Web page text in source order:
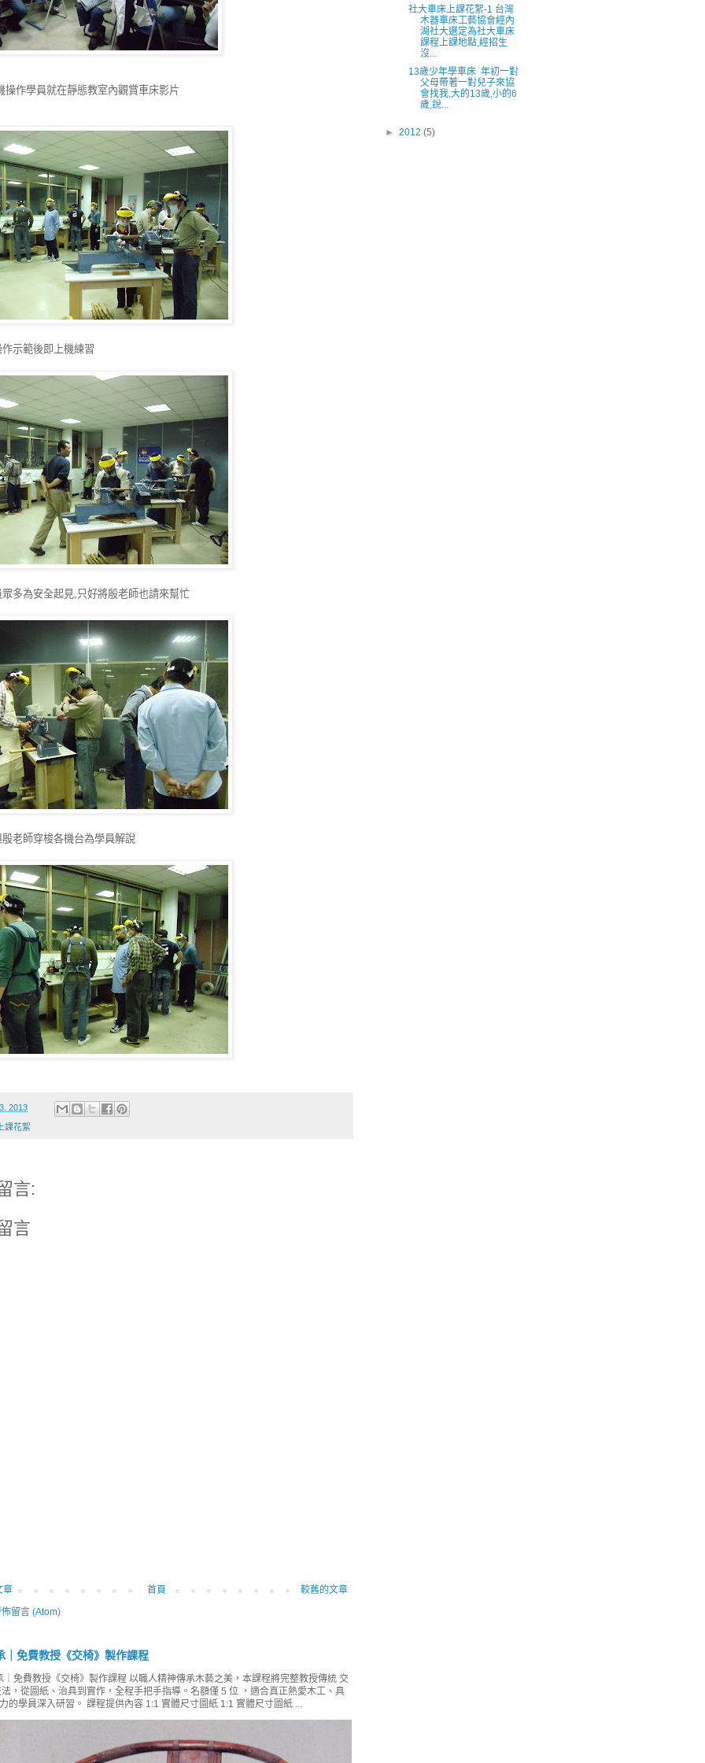
操作學員就在靜態教室內觀賞車床影片
示範後即上機練習
多為安全起見,只好將殷老師也請來幫忙
老師穿梭各機台為學員解說
2013
課花絮
言:
言
章 較舊的文章
首頁
留言 (Atom)
｜免費教授《交椅》製作課程
免費教授《交椅》製作課程 以職人精神傳承木藝之美，本課程將完整教授傳統 交
，從圖紙、治具到實作，全程手把手指導。名額僅 5 位 ，適合真正熱愛木工、具
的學員深入研習。 課程提供內容 1:1 實體尺寸圖紙 1:1 實體尺寸圖紙 ...
社大車床上課花絮-1 台灣
木器車床工藝協會經內
湖社大選定為社大車床
課程上課地點,經招生
沒...
13歲少年學車床 年初一對
父母帶著一對兒子來協
會找我,大的13歲,小的6
歲,說...
► 2012 (5)